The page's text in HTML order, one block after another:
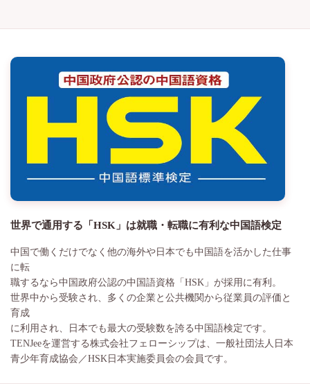
世界で通用する「HSK」は就職・転職に有利な中国語検定
中国で働くだけでなく他の海外や日本でも中国語を活かした仕事
に転
職するなら中国政府公認の中国語資格「HSK」が採用に有利。
世界中から受験され、多くの企業と公共機関から従業員の評価と
育成
に利用され、日本でも最大の受験数を誇る中国語検定です。
TENJeeを運営する株式会社フェローシップは、一般社団法人日本
青少年育成協会／HSK日本実施委員会の会員です。